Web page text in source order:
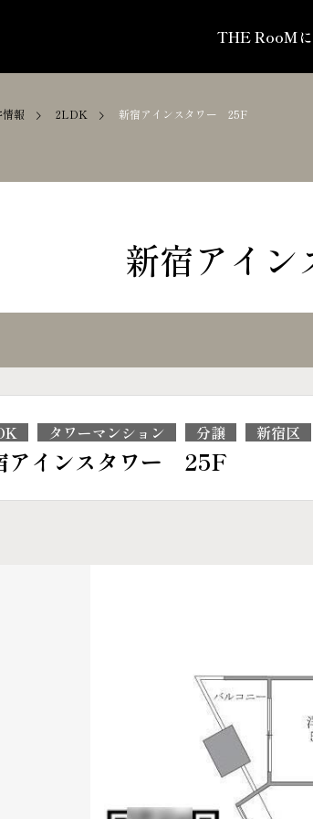
THE RooM
報 2LDK 新宿アインスタワー 25F
新宿アイ
タワーマンション 分譲 新宿区
アインスタワー 25F